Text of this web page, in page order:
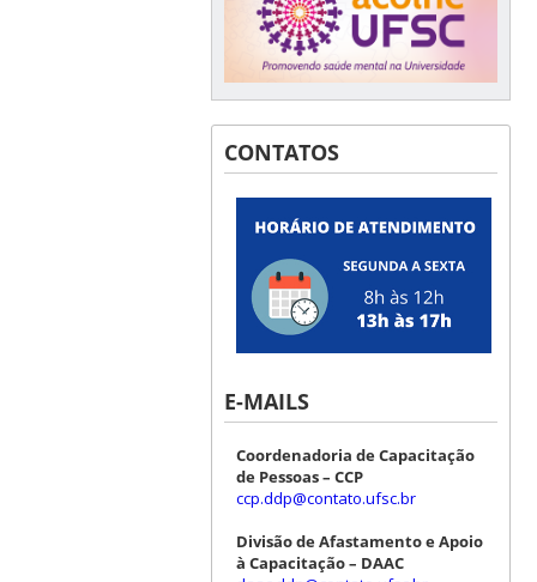
CONTATOS
E-MAILS
Coordenadoria de Capacitação
de Pessoas – CCP
ccp.ddp@contato.ufsc.br
Divisão de Afastamento e Apoio
à Capacitação – DAAC